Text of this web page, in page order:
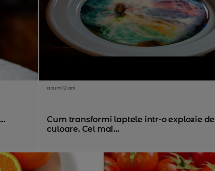
acum 12 ani
Cum transformi laptele intr-o explozie de
culoare. Cel mai...